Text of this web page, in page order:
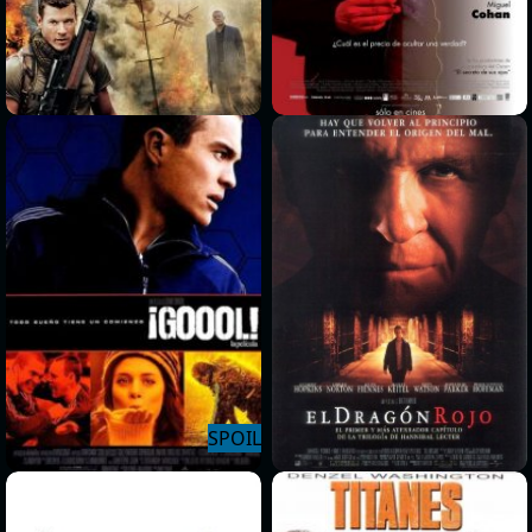
> >
> >